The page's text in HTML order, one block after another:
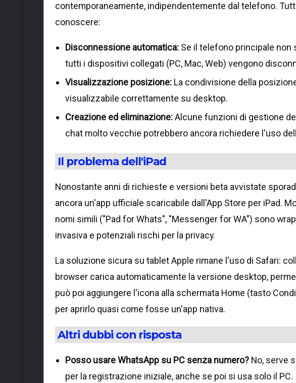
contemporaneamente, indipendentemente dal telefono.
conoscere:
Disconnessione automatica: Se il telefono principale non
tutti i dispositivi collegati (PC, Mac, Web) vengono
Visualizzazione posizione: La condivisione della
visualizzabile correttamente su desktop.
Creazione ed eliminazione:Alcune funzioni di gestione
chat molto vecchie potrebbero ancora richiedere l'uso
Il problema dell'iPad
Nonostante anni di richieste e versioni beta avvistate
ancora un'app ufficiale scaricabile dall'App Store per iPad.
nomi simili ("Pad for Whats", "Messenger for WA") sono
invasiva e potenziali rischi per la privacy.
La soluzione sicura su tablet Apple rimane l'uso di Safari:
browser carica automaticamente la versione desktop,
può poi aggiungere l'icona alla schermata Home (tasto
per aprirlo quasi come fosse un'app nativa.
Altri dubbi con risposta
Posso usare WhatsApp su PC senza numero? No, serve
per la registrazione iniziale, anche se poi si usa solo il PC.